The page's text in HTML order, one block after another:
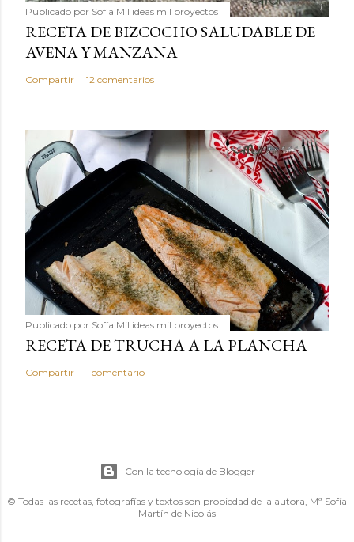
Publicado por Sofía Mil ideas mil proyectos
RECETA DE BIZCOCHO SALUDABLE DE
AVENA Y MANZANA
Compartir 12 comentarios
Publicado por Sofía Mil ideas mil proyectos
RECETA DE TRUCHA A LA PLANCHA
Compartir 1 comentario
Con la tecnología de Blogger
© Todas las recetas, fotografías y textos son propiedad de la autora, Mª Sofía
Martín de Nicolás